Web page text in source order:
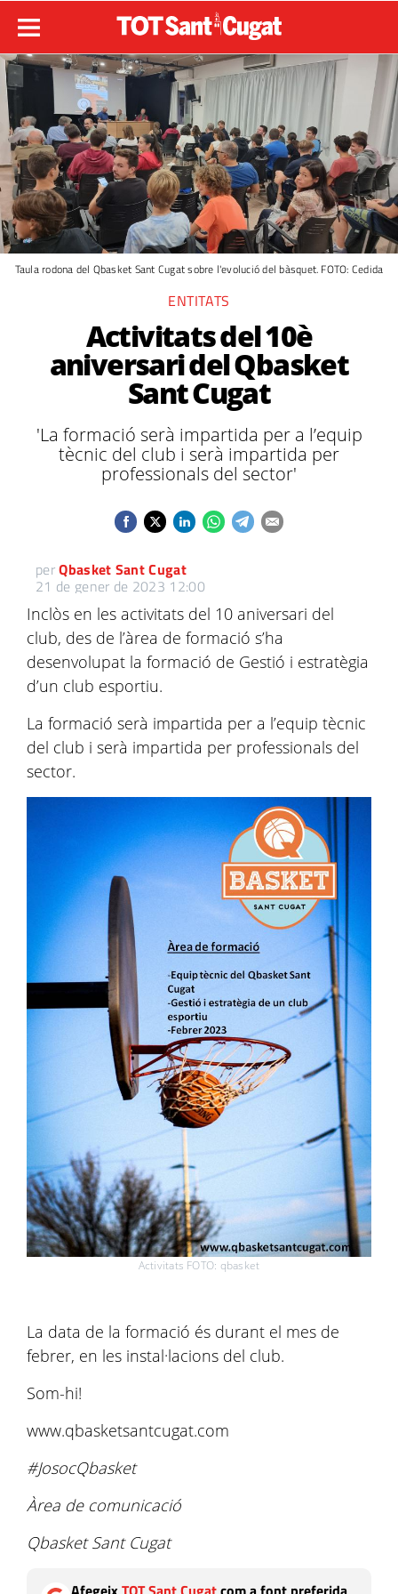
Taula rodona del Qbasket Sant Cugat sobre l'evolució del bàsquet. FOTO: Cedida
ENTITATS
Activitats del 10è
aniversari del Qbasket
Sant Cugat
'La formació serà impartida per a l’equip
tècnic del club i serà impartida per
professionals del sector'
perQbasket Sant Cugat
21 de gener de 2023 12:00
Inclòs en les activitats del 10 aniversari del
club, des de l’àrea de formació s’ha
desenvolupat la formació de Gestió i estratègia
d’un club esportiu.
La formació serà impartida per a l’equip tècnic
del club i serà impartida per professionals del
sector.
Activitats FOTO: qbasket
La data de la formació és durant el mes de
febrer, en les instal·lacions del club.
Som-hi!
www.qbasketsantcugat.com
#JosocQbasket
Àrea de comunicació
Qbasket Sant Cugat